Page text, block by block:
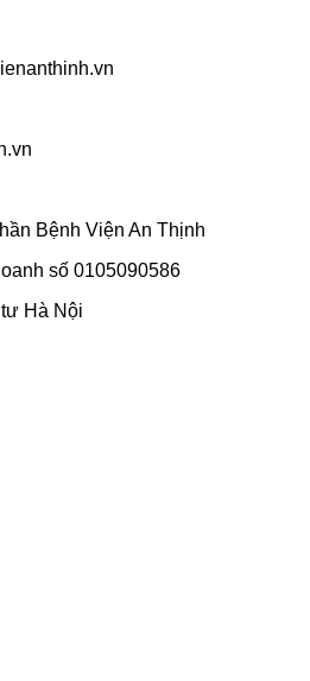
Bệnh Viện An Thịnh
số 0105090586
Hà Nội